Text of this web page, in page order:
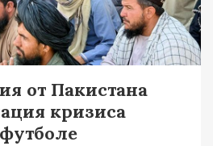
от Пакистана
кризиса